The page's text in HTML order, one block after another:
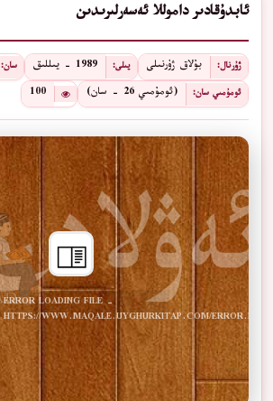
ئابدۇقادىر داموللا ئەسەرلىرىدىن
ژۇرنال: بۇلاق ژۇرنىلى يىلى: 1989 - يىللىق سان:
ئومۇمىي سان: (ئومۇمىي 26 - سان) 100
ERROR LOADING FILE -
HTTPS://WWW.MAQALE.UYGHURKITAP.COM/ERROR.PDF